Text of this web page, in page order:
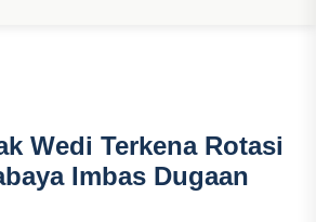
Wedi Terkena Rotasi
Imbas Dugaan